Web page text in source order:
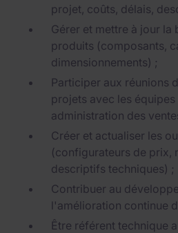
projet, coûts, délais,
Gérer et mettre à jour la
produits (composants,
dimensionnements) ;
Participer aux réunions
projets avec les
administration des
Créer et actualiser les
(configurateurs de prix,
descriptifs techniques) ;
Contribuer au
l'amélioration continue
Être référent technique